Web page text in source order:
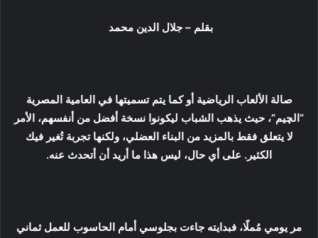
بقلم – جلال الدين محمد
صالة الألعاب الرياضية أو كما يتم تسميتها في العامية المصرية
“الچيم”، حيث يذهب الشباب ليكونوا نسخة أفضل من أنفسهم، الأمر
لا يتعلق فقط بالمزيد من البناء العضلي، ولكنها تجربة تُغير فيك
الكثير. على أي حال، ليس هذا ما أريد أن أتحدث عنه.
مر يومي مُملًا، فبدايته جاءت بجلوسي أمام الحاسوب للعمل ثماني